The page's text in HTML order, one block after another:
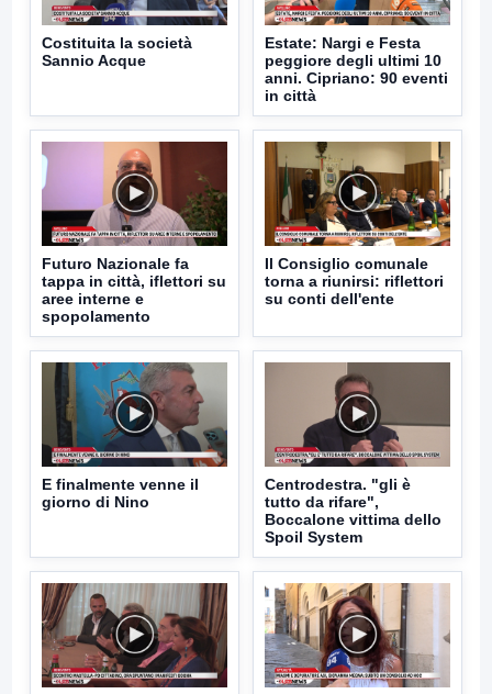
Costituita la società
Sannio Acque
Estate: Nargi e Festa
peggiore degli ultimi 10
anni. Cipriano: 90 eventi
in città
Futuro Nazionale fa
tappa in città, iflettori su
aree interne e
spopolamento
Il Consiglio comunale
torna a riunirsi: riflettori
su conti dell'ente
E finalmente venne il
giorno di Nino
Centrodestra. "gli è
tutto da rifare",
Boccalone vittima dello
Spoil System